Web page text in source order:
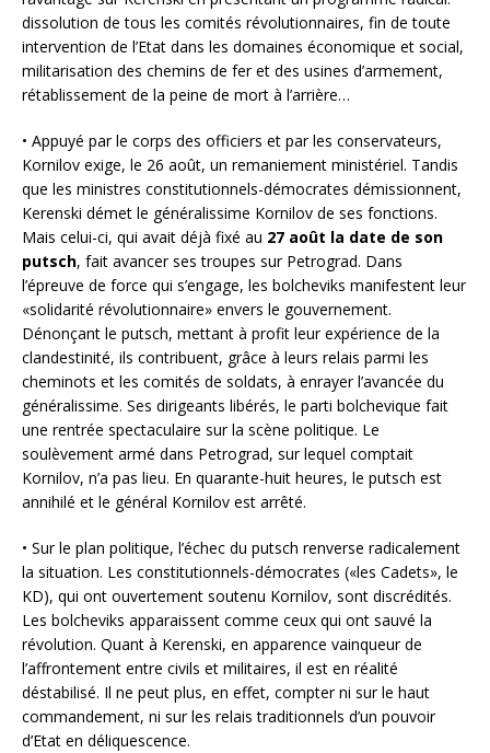
dissolution de tous les comités révolutionnaires, fin de toute
intervention de l’Etat dans les domaines économique et social,
militarisation des chemins de fer et des usines d’armement,
rétablissement de la peine de mort à l’arrière…
• Appuyé par le corps des officiers et par les conservateurs,
Kornilov exige, le 26 août, un remaniement ministériel. Tandis
que les ministres constitutionnels-démocrates démissionnent,
Kerenski démet le généralissime Kornilov de ses fonctions.
Mais celui-ci, qui avait déjà fixé au 27 août la date de son
putsch, fait avancer ses troupes sur Petrograd. Dans
l’épreuve de force qui s’engage, les bolcheviks manifestent leur
«solidarité révolutionnaire» envers le gouvernement.
Dénonçant le putsch, mettant à profit leur expérience de la
clandestinité, ils contribuent, grâce à leurs relais parmi les
cheminots et les comités de soldats, à enrayer l’avancée du
généralissime. Ses dirigeants libérés, le parti bolchevique fait
une rentrée spectaculaire sur la scène politique. Le
soulèvement armé dans Petrograd, sur lequel comptait
Kornilov, n’a pas lieu. En quarante-huit heures, le putsch est
annihilé et le général Kornilov est arrêté.
• Sur le plan politique, l’échec du putsch renverse radicalement
la situation. Les constitutionnels-démocrates («les Cadets», le
KD), qui ont ouvertement soutenu Kornilov, sont discrédités.
Les bolcheviks apparaissent comme ceux qui ont sauvé la
révolution. Quant à Kerenski, en apparence vainqueur de
l’affrontement entre civils et militaires, il est en réalité
déstabilisé. Il ne peut plus, en effet, compter ni sur le haut
commandement, ni sur les relais traditionnels d’un pouvoir
d’Etat en déliquescence.